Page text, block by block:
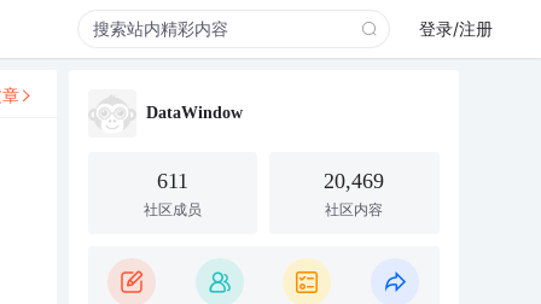
登录/注册
DataWindow
611
社区成员
20,469
社区内容